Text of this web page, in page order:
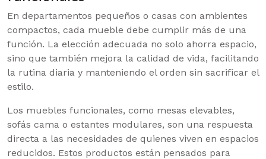
En departamentos pequeños o casas con ambientes
compactos, cada mueble debe cumplir más de una
función. La elección adecuada no solo ahorra espacio,
sino que también mejora la calidad de vida, facilitando
la rutina diaria y manteniendo el orden sin sacrificar el
estilo.
Los muebles funcionales, como mesas elevables,
sofás cama o estantes modulares, son una respuesta
directa a las necesidades de quienes viven en espacios
reducidos. Estos productos están pensados para